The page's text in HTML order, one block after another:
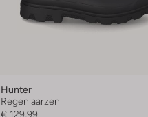
Hunter
Regenlaarzen
€ 129,99